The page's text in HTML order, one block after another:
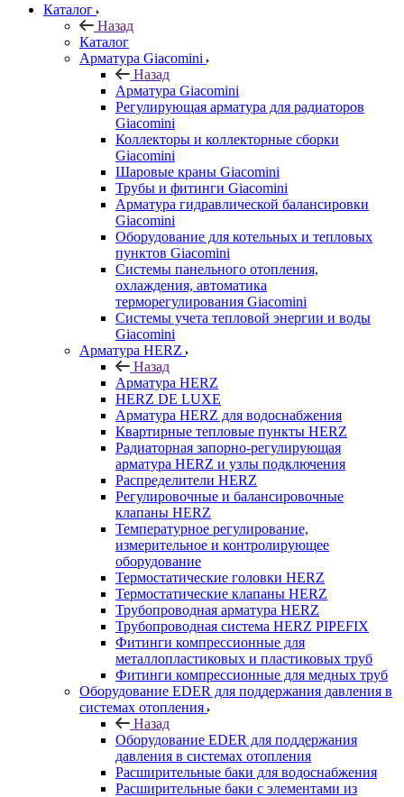
Каталог
Назад
Каталог
Арматура Giacomini
Назад
Арматура Giacomini
Регулирующая арматура для радиаторов
Giacomini
Коллекторы и коллекторные сборки
Giacomini
Шаровые краны Giacomini
Трубы и фитинги Giacomini
Арматура гидравлической балансировки
Giacomini
Оборудование для котельных и тепловых
пунктов Giacomini
Системы панельного отопления,
охлаждения, автоматика
терморегулирования Giacomini
Системы учета тепловой энергии и воды
Giacomini
Арматура HERZ
Назад
Арматура HERZ
HERZ DE LUXE
Арматура HERZ для водоснабжения
Квартирные тепловые пункты HERZ
Радиаторная запорно-регулирующая
арматура HERZ и узлы подключения
Распределители HERZ
Регулировочные и балансировочные
клапаны HERZ
Температурное регулирование,
измерительное и контролирующее
оборудование
Термостатические головки HERZ
Термостатические клапаны HERZ
Трубопроводная арматура HERZ
Трубопроводная система HERZ PIPEFIX
Фитинги компрессионные для
металлопластиковых и пластиковых труб
Фитинги компрессионные для медных труб
Оборудование EDER для поддержания давления в
системах отопления
Назад
Оборудование EDER для поддержания
давления в системах отопления
Расширительные баки для водоснабжения
Расширительные баки с элементами из